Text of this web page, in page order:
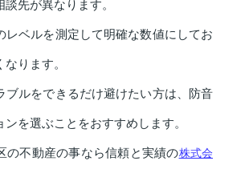
先が異なります。
レベルを測定して明確な数値にしてお
ります。
ブルをできるだけ避けたい方は、防音
を選ぶことをおすすめします。
の不動産の事なら信頼と実績の株式会